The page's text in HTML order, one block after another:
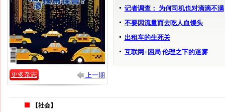
更多杂志 上一期
记者调查： 为何司机也对滴滴不满
不要因流量而去吃人血馒头
出租车的生死关
互联网+困局 伦理之下的迷雾
【社会】